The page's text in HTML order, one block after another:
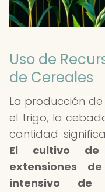
Uso de
de Cereales
La producción
el trigo, la
cantidad
El cultivo de
extensiones
intensivo